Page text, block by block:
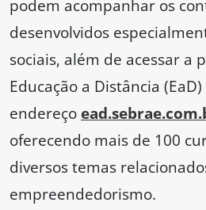
podem acompanhar os
desenvolvidos
sociais, além de acessar a
Educação a Distância
endereço
oferecendo mais de 100
diversos temas
empreendedorismo.